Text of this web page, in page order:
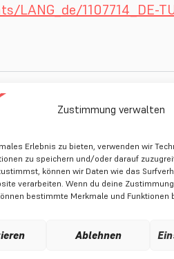
Zustimmung verwalten
Erlebnis zu bieten, verwenden wir
zu speichern und/oder darauf
können wir Daten wie das
verarbeiten. Wenn du deine
bestimmte Merkmale und Funktionen
Ablehnen
1107714_DE-